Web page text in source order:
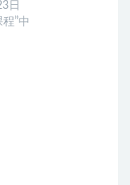
日
”中